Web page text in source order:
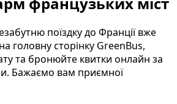
поїздку до Франції вже
головну сторінку GreenBus,
та бронюйте квитки онлайн за
Бажаємо вам приємної